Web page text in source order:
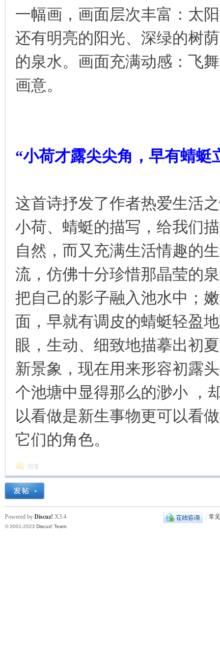
一幅画，画面层次丰富：太
还有明亮的阳光、深绿的树
的泉水。画面充满动感：飞
画意。
“小荷才露尖尖角，早有蜻蜓
这首诗抒发了作者热爱生活
小荷、蜻蜓的描写，给我们
自然，而又充满生活情趣的
流，仿佛十分珍惜那晶莹的
把自己的影子融入池水中；
面，早就有调皮的蜻蜓轻盈
眼，生动、细致地描摹出初
新景象，现在用来形容初露
个池塘中显得那么的渺小 ，
以看做是新生事物更可以看
它们的角色。
回复
常
Powered by Discuz! X3.4
© 2001-2023 Discuz! Team